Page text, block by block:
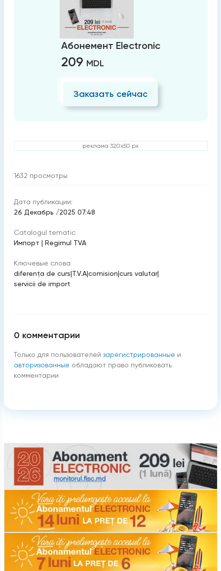
Абонемент Electronic
209 MDL
Заказать сейчас
реклама 320x50 px
1632 просмотры
Дата публикации:
26 Декабрь /2025 07:48
Catalogul tematic
Импорт | Regimul TVA
Ключевые слова
diferența de curs|T.V.A|comision|curs valutar|
servicii de import
0 комментарии
Только для пользователей зарегистрированные и
авторизованные обладают право публиковать
комментарии